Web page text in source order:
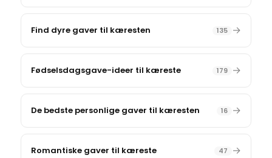
Find dyre gaver til kæresten 135 →
Fødselsdagsgave-ideer til kæreste 179 →
De bedste personlige gaver til kæresten 16 →
Romantiske gaver til kæreste 47 →